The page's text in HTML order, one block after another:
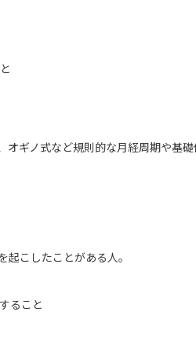
オギノ式など規則的な月経周期や基
こしたことがある人。
ること